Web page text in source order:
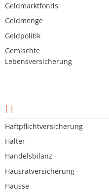
Geldmarktfonds
Geldmenge
Geldpolitik
Gemischte
Lebensversicherung
H
Haftpflichtversicherung
Halter
Handelsbilanz
Hausratversicherung
Hausse